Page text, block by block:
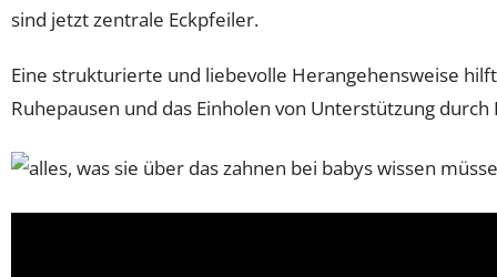
sind jetzt zentrale Eckpfeiler.
Eine strukturierte und liebevolle Herangehensweise
Ruhepausen und das Einholen von Unterstützung